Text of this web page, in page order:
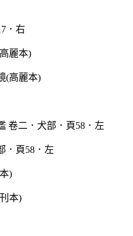
．右
麗本)
．頁58．左
)